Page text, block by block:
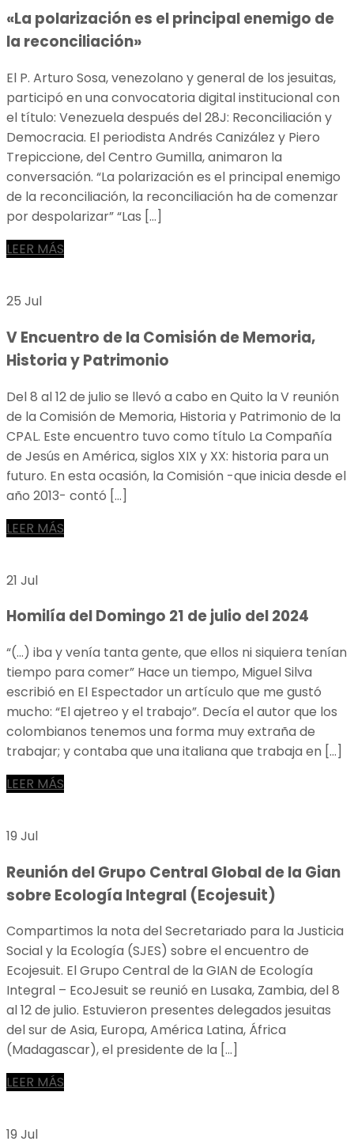
«La polarización es el principal enemigo de
la reconciliación»
El P. Arturo Sosa, venezolano y general de los jesuitas,
participó en una convocatoria digital institucional con
el título: Venezuela después del 28J: Reconciliación y
Democracia. El periodista Andrés Canizález y Piero
Trepiccione, del Centro Gumilla, animaron la
conversación. “La polarización es el principal enemigo
de la reconciliación, la reconciliación ha de comenzar
por despolarizar” “Las […]
LEER MÁS
25 Jul
V Encuentro de la Comisión de Memoria,
Historia y Patrimonio
Del 8 al 12 de julio se llevó a cabo en Quito la V reunión
de la Comisión de Memoria, Historia y Patrimonio de la
CPAL. Este encuentro tuvo como título La Compañía
de Jesús en América, siglos XIX y XX: historia para un
futuro. En esta ocasión, la Comisión -que inicia desde el
año 2013- contó […]
LEER MÁS
21 Jul
Homilía del Domingo 21 de julio del 2024
“(…) iba y venía tanta gente, que ellos ni siquiera tenían
tiempo para comer” Hace un tiempo, Miguel Silva
escribió en El Espectador un artículo que me gustó
mucho: “El ajetreo y el trabajo”. Decía el autor que los
colombianos tenemos una forma muy extraña de
trabajar; y contaba que una italiana que trabaja en […]
LEER MÁS
19 Jul
Reunión del Grupo Central Global de la Gian
sobre Ecología Integral (Ecojesuit)
Compartimos la nota del Secretariado para la Justicia
Social y la Ecología (SJES) sobre el encuentro de
Ecojesuit. El Grupo Central de la GIAN de Ecología
Integral – EcoJesuit se reunió en Lusaka, Zambia, del 8
al 12 de julio. Estuvieron presentes delegados jesuitas
del sur de Asia, Europa, América Latina, África
(Madagascar), el presidente de la […]
LEER MÁS
19 Jul